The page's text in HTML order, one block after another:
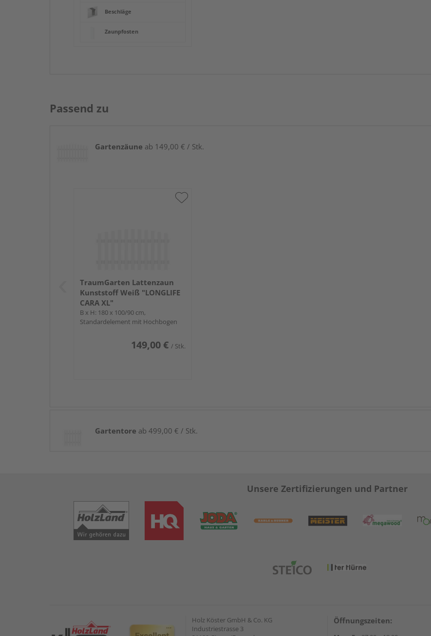
Beschläge
Zaunpfosten
Passend zu
Gartenzäune ab 149,00 € / Stk.
TraumGarten Lattenzaun
Kunststoff Weiß "LONGLIFE
CARA XL"
B x H: 180 x 100/90 cm,
Standardelement mit Hochbogen
149,00 € / Stk.
Gartentore ab 499,00 € / Stk.
Unsere Zertifizierungen und Partner
Holz Köster GmbH & Co. KG
Industriestrasse 3
Öffnungszeiten: